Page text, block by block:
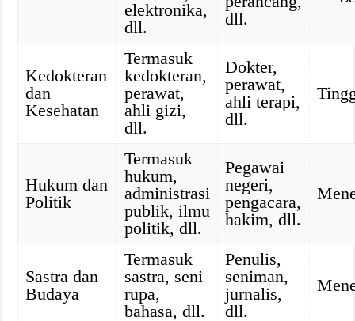
elektronika,
dll.
dll.
Kedokteran
dan
Kesehatan
Termasuk
kedokteran,
perawat,
ahli gizi,
dll.
Dokter,
perawat,
ahli terapi,
dll.
Hukum dan
Politik
Termasuk
hukum,
administrasi
publik, ilmu
politik, dll.
Pegawai
negeri,
pengacara,
hakim, dll.
Sastra dan
Budaya
Termasuk
sastra, seni
rupa,
bahasa, dll.
Penulis,
seniman,
jurnalis,
dll.